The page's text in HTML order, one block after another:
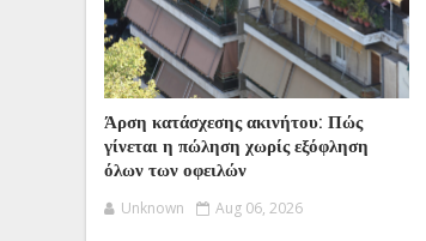
Άρση κατάσχεσης ακινήτου: Πώς
γίνεται η πώληση χωρίς εξόφληση
όλων των οφειλών
Unknown Aug 06, 2026